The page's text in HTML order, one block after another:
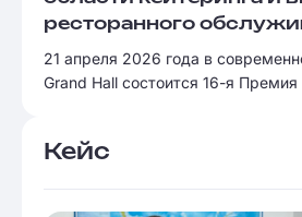
ресторанного
21 апреля 2026 года в
Grand Hall состоится 16-я Премия
Кейс